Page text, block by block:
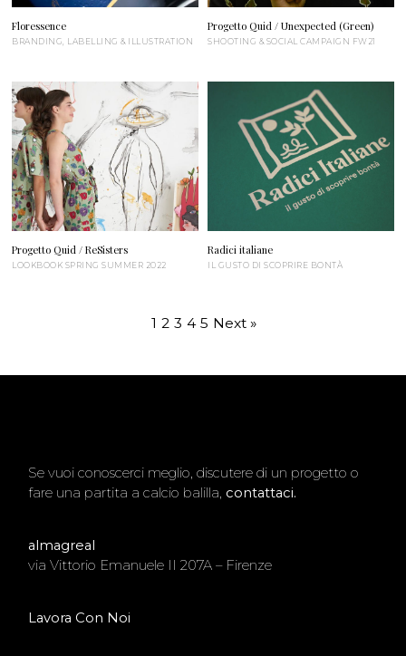
Floressence
BRANDING, LABELLING & ILLUSTRATION
Progetto Quid / Unexpected (Green)
SHOOTING & SOCIAL CAMPAIGN FW21
Progetto Quid / ReSisters
LOOKBOOK SPRING SUMMER 2022
Radici italiane
IL GUSTO DI SCOPRIRE BONTÀ
1 2 3 4 5 Next »
Se vuoi conoscerci meglio, discutere di un progetto o
fare una partita a calcio balilla, contattaci.
almagreal
via Vittorio Emanuele II 207A – Firenze
Lavora Con Noi